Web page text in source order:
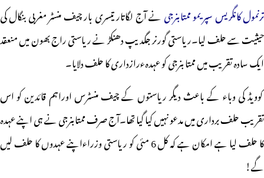
ترنمول کانگریس سپریمو ممتابنرجینے آج لگاتار تیسری بار چیف منسٹر مغربی بنگال کی
حیثیت سے حلف لیا۔ریاستی گورنر جگدیپ دھنکڑ نے ریاستی راج بھون میں منعقد
ایک سادہ تقریب میں ممتا بنرجی کو عہدہءرازداری کا حلف دلایا۔
کوویڈ کی وباء کے باعث دیگر ریاستوں کے چیف منسٹرس اوراہم قائدین کو اس
تقریب حلف برداری میں مدعو نہیں کیا گیا تھا۔آج صرف ممتابنرجی نے ہی اپنے عہدہ
کا حلف لیا ہے امکان ہے کہ کل 6 مئی کو ریاستی وزراءاپنے عہدوں کا حلف لیں
گے!